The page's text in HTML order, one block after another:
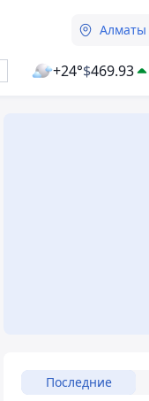
Алматы
+24°$469.93
Последние